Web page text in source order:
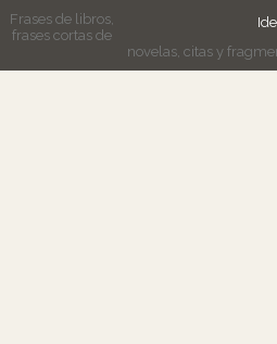
Frases de libros,
frases cortas de
novelas, citas y